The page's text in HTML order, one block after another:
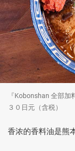
『Kobonshan 全部
３０日元（含税）
香浓的香料油是熊